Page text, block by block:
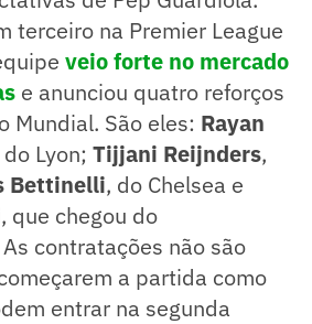
terceiro na Premier League
veio forte no mercado
e anunciou quatro reforços
Mundial. São eles: Rayan
Lyon; Tijjani Reijnders,
Bettinelli, do Chelsea e
, que chegou do
contratações não são
a partida como
entrar na segunda